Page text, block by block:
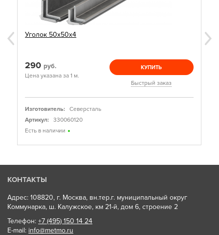
Уголок 50х50х4
290 руб.
Цена указана за 1 м.
КУПИТЬ
Быстрый заказ
Изготовитель:
Северсталь
Артикул:
330060120
Есть в наличии
КОНТАКТЫ
Адрес: 108820, г. Москва, вн.тер.г. муниципальный округ
Коммунарка, ш. Калужское, км 21-й, дом 6, строение 2
Телефон: +7 (495) 150 14 24
E-mail: info@metmo.ru